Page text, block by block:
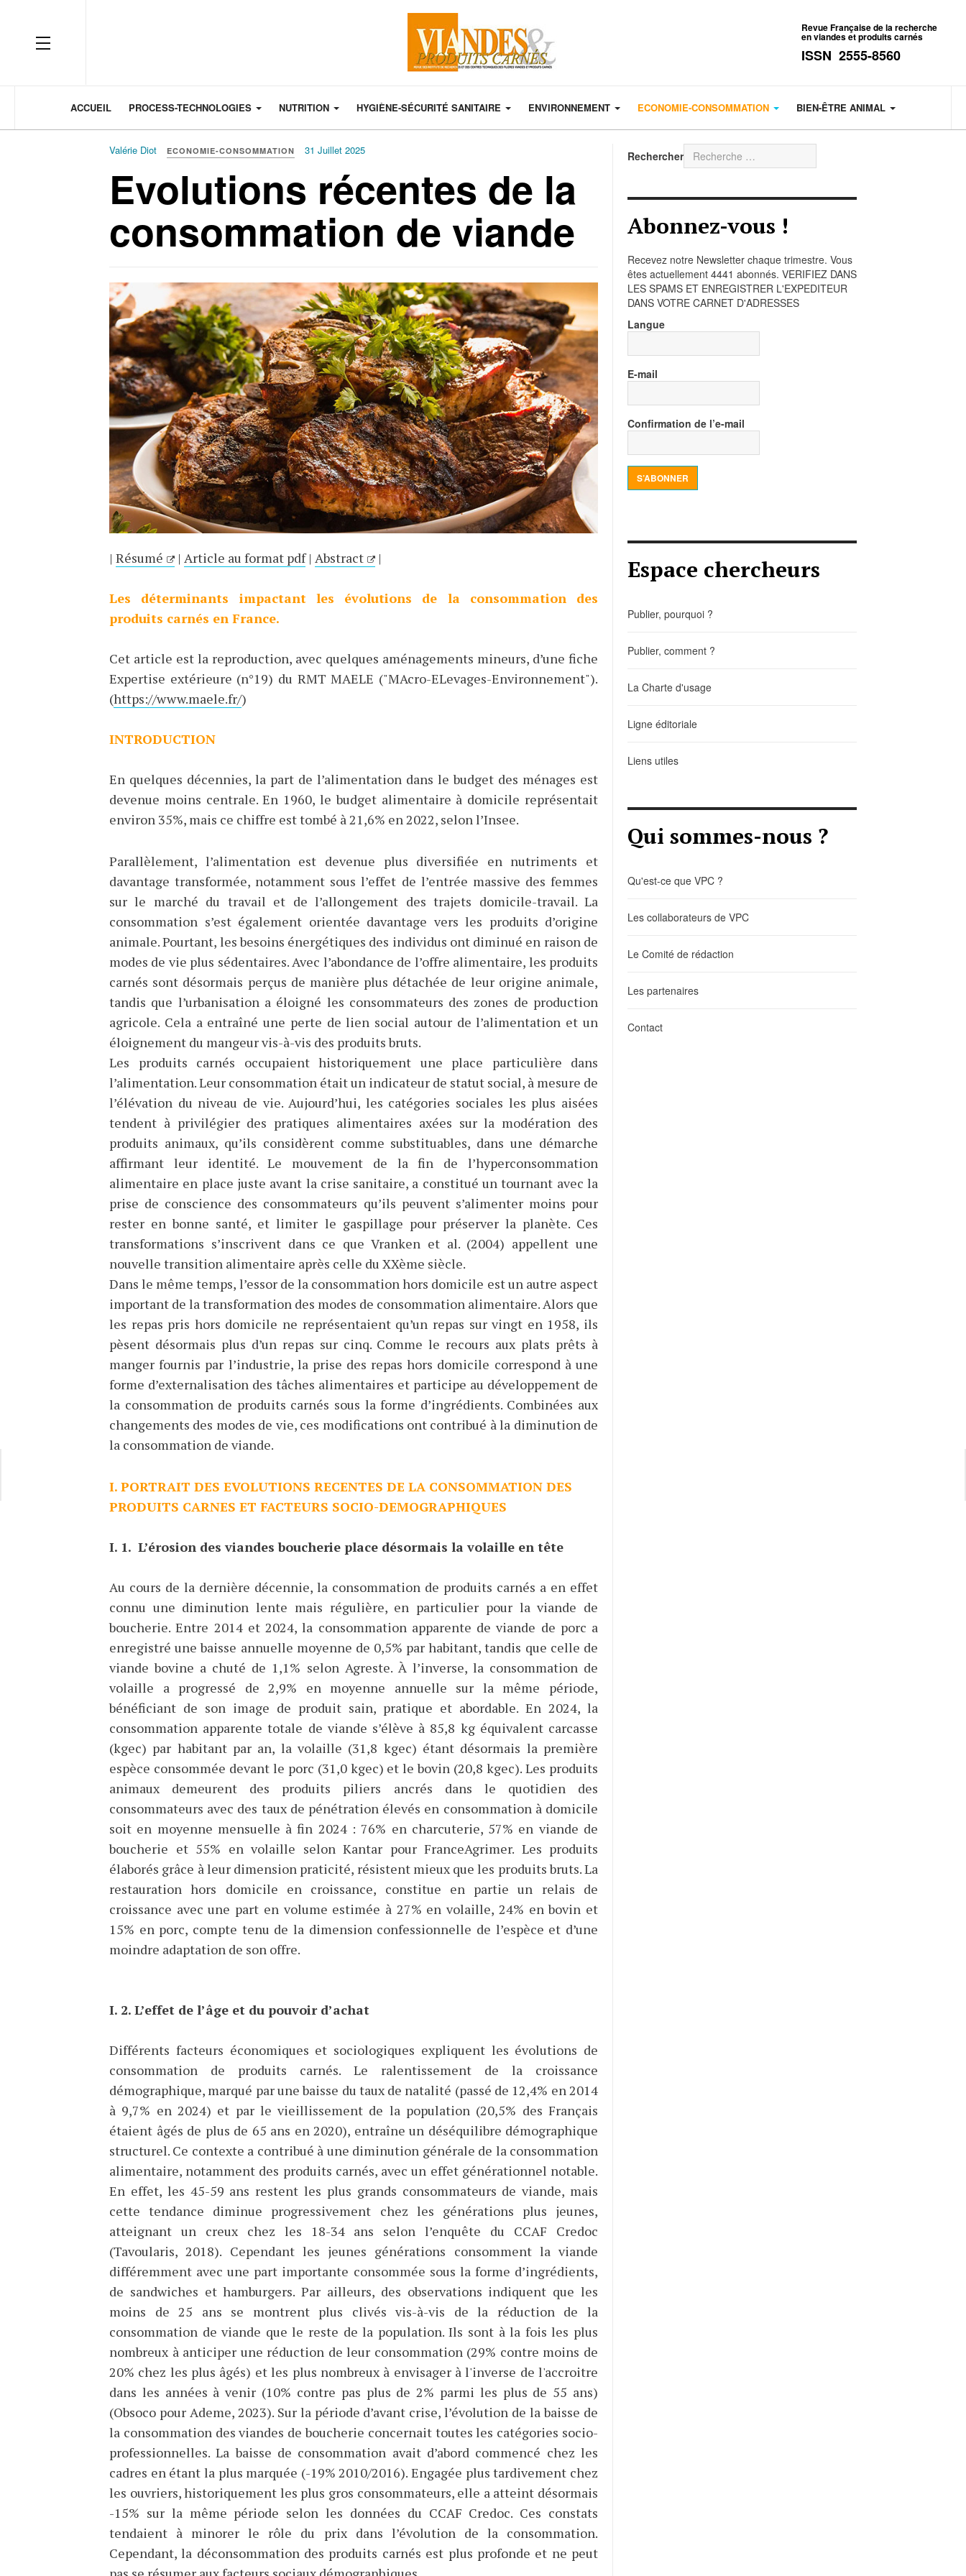
OFF CANVAS
Revue Française de la recherche
en viandes et produits carnés
ISSN 2555-8560
ACCUEIL PROCESS-TECHNOLOGIES NUTRITION HYGIÈNE-SÉCURITÉ SANITAIRE ENVIRONNEMENT ECONOMIE-CONSOMMATION BIEN-ÊTRE ANIMAL
Valérie Diot ECONOMIE-CONSOMMATION 31 Juillet 2025
Evolutions récentes de la
consommation de viande
| Résumé | Article au format pdf| Abstract |
Les déterminants impactant les évolutions de la consommation des
produits carnés en France.
Cet article est la reproduction, avec quelques aménagements mineurs, d’une fiche
Expertise extérieure (n°19) du RMT MAELE ("MAcro-ELevages-Environnement").
(https://www.maele.fr/)
INTRODUCTION
En quelques décennies, la part de l’alimentation dans le budget des ménages est
devenue moins centrale. En 1960, le budget alimentaire à domicile représentait
environ 35%, mais ce chiffre est tombé à 21,6% en 2022, selon l’Insee.
Parallèlement, l’alimentation est devenue plus diversifiée en nutriments et
davantage transformée, notamment sous l’effet de l’entrée massive des femmes
sur le marché du travail et de l’allongement des trajets domicile-travail. La
consommation s’est également orientée davantage vers les produits d’origine
animale. Pourtant, les besoins énergétiques des individus ont diminué en raison de
modes de vie plus sédentaires. Avec l’abondance de l’offre alimentaire, les produits
carnés sont désormais perçus de manière plus détachée de leur origine animale,
tandis que l’urbanisation a éloigné les consommateurs des zones de production
agricole. Cela a entraîné une perte de lien social autour de l’alimentation et un
éloignement du mangeur vis-à-vis des produits bruts.
Les produits carnés occupaient historiquement une place particulière dans
l’alimentation. Leur consommation était un indicateur de statut social, à mesure de
l’élévation du niveau de vie. Aujourd’hui, les catégories sociales les plus aisées
tendent à privilégier des pratiques alimentaires axées sur la modération des
produits animaux, qu’ils considèrent comme substituables, dans une démarche
affirmant leur identité. Le mouvement de la fin de l’hyperconsommation
alimentaire en place juste avant la crise sanitaire, a constitué un tournant avec la
prise de conscience des consommateurs qu’ils peuvent s’alimenter moins pour
rester en bonne santé, et limiter le gaspillage pour préserver la planète. Ces
transformations s’inscrivent dans ce que Vranken et al. (2004) appellent une
nouvelle transition alimentaire après celle du XXème siècle.
Dans le même temps, l’essor de la consommation hors domicile est un autre aspect
important de la transformation des modes de consommation alimentaire. Alors que
les repas pris hors domicile ne représentaient qu’un repas sur vingt en 1958, ils
pèsent désormais plus d’un repas sur cinq. Comme le recours aux plats prêts à
manger fournis par l’industrie, la prise des repas hors domicile correspond à une
forme d’externalisation des tâches alimentaires et participe au développement de
la consommation de produits carnés sous la forme d’ingrédients. Combinées aux
changements des modes de vie, ces modifications ont contribué à la diminution de
la consommation de viande.
I. PORTRAIT DES EVOLUTIONS RECENTES DE LA CONSOMMATION DES
PRODUITS CARNES ET FACTEURS SOCIO-DEMOGRAPHIQUES
I. 1. L’érosion des viandes boucherie place désormais la volaille en tête
Au cours de la dernière décennie, la consommation de produits carnés a en effet
connu une diminution lente mais régulière, en particulier pour la viande de
boucherie. Entre 2014 et 2024, la consommation apparente de viande de porc a
enregistré une baisse annuelle moyenne de 0,5% par habitant, tandis que celle de
viande bovine a chuté de 1,1% selon Agreste. À l’inverse, la consommation de
volaille a progressé de 2,9% en moyenne annuelle sur la même période,
bénéficiant de son image de produit sain, pratique et abordable. En 2024, la
consommation apparente totale de viande s’élève à 85,8 kg équivalent carcasse
(kgec) par habitant par an, la volaille (31,8 kgec) étant désormais la première
espèce consommée devant le porc (31,0 kgec) et le bovin (20,8 kgec). Les produits
animaux demeurent des produits piliers ancrés dans le quotidien des
consommateurs avec des taux de pénétration élevés en consommation à domicile
soit en moyenne mensuelle à fin 2024 : 76% en charcuterie, 57% en viande de
boucherie et 55% en volaille selon Kantar pour FranceAgrimer. Les produits
élaborés grâce à leur dimension praticité, résistent mieux que les produits bruts. La
restauration hors domicile en croissance, constitue en partie un relais de
croissance avec une part en volume estimée à 27% en volaille, 24% en bovin et
15% en porc, compte tenu de la dimension confessionnelle de l’espèce et d’une
moindre adaptation de son offre.
I. 2. L’effet de l’âge et du pouvoir d’achat
Différents facteurs économiques et sociologiques expliquent les évolutions de
consommation de produits carnés. Le ralentissement de la croissance
démographique, marqué par une baisse du taux de natalité (passé de 12,4% en 2014
à 9,7% en 2024) et par le vieillissement de la population (20,5% des Français
étaient âgés de plus de 65 ans en 2020), entraîne un déséquilibre démographique
structurel. Ce contexte a contribué à une diminution générale de la consommation
alimentaire, notamment des produits carnés, avec un effet générationnel notable.
En effet, les 45-59 ans restent les plus grands consommateurs de viande, mais
cette tendance diminue progressivement chez les générations plus jeunes,
atteignant un creux chez les 18-34 ans selon l’enquête du CCAF Credoc
(Tavoularis, 2018). Cependant les jeunes générations consomment la viande
différemment avec une part importante consommée sous la forme d’ingrédients,
de sandwiches et hamburgers. Par ailleurs, des observations indiquent que les
moins de 25 ans se montrent plus clivés vis-à-vis de la réduction de la
consommation de viande que le reste de la population. Ils sont à la fois les plus
nombreux à anticiper une réduction de leur consommation (29% contre moins de
20% chez les plus âgés) et les plus nombreux à envisager à l'inverse de l'accroitre
dans les années à venir (10% contre pas plus de 2% parmi les plus de 55 ans)
(Obsoco pour Ademe, 2023). Sur la période d’avant crise, l’évolution de la baisse de
la consommation des viandes de boucherie concernait toutes les catégories socio-
professionnelles. La baisse de consommation avait d’abord commencé chez les
cadres en étant la plus marquée (-19% 2010/2016). Engagée plus tardivement chez
les ouvriers, historiquement les plus gros consommateurs, elle a atteint désormais
-15% sur la même période selon les données du CCAF Credoc. Ces constats
tendaient à minorer le rôle du prix dans l’évolution de la consommation.
Cependant, la déconsommation des produits carnés est plus profonde et ne peut
Rechercher
Abonnez-vous !
Recevez notre Newsletter chaque trimestre. Vous
êtes actuellement 4441 abonnés. VERIFIEZ DANS
LES SPAMS ET ENREGISTRER L'EXPEDITEUR
DANS VOTRE CARNET D'ADRESSES
Langue
E-mail
Confirmation de l’e-mail
S’ABONNER
Espace chercheurs
Publier, pourquoi ?
Publier, comment ?
La Charte d'usage
Ligne éditoriale
Liens utiles
Qui sommes-nous ?
Qu'est-ce que VPC ?
Les collaborateurs de VPC
Le Comité de rédaction
Les partenaires
Contact